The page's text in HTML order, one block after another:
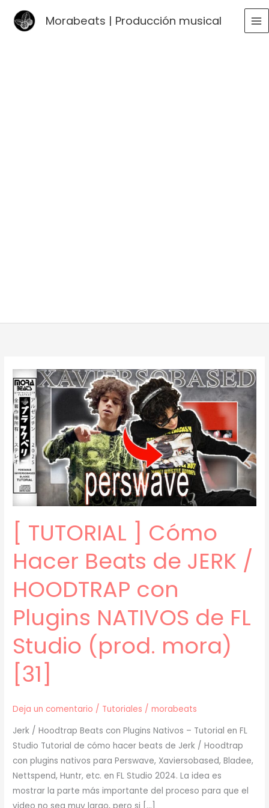
Morabeats | Producción musical
[ TUTORIAL ] Cómo
Hacer Beats de JERK /
HOODTRAP con
Plugins NATIVOS de FL
Studio (prod. mora)
[31]
Deja un comentario / Tutoriales /morabeats
Jerk / Hoodtrap Beats con Plugins Nativos – Tutorial en FL
Studio Tutorial de cómo hacer beats de Jerk / Hoodtrap
con plugins nativos para Perswave, Xaviersobased, Bladee,
Nettspend, Huntr, etc. en FL Studio 2024. La idea es
mostrar la parte más importante del proceso para que el